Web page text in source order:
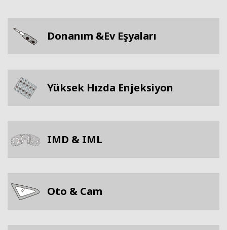
Donanım &Ev Eşyaları
Yüksek Hızda Enjeksiyon
IMD & IML
Oto & Cam